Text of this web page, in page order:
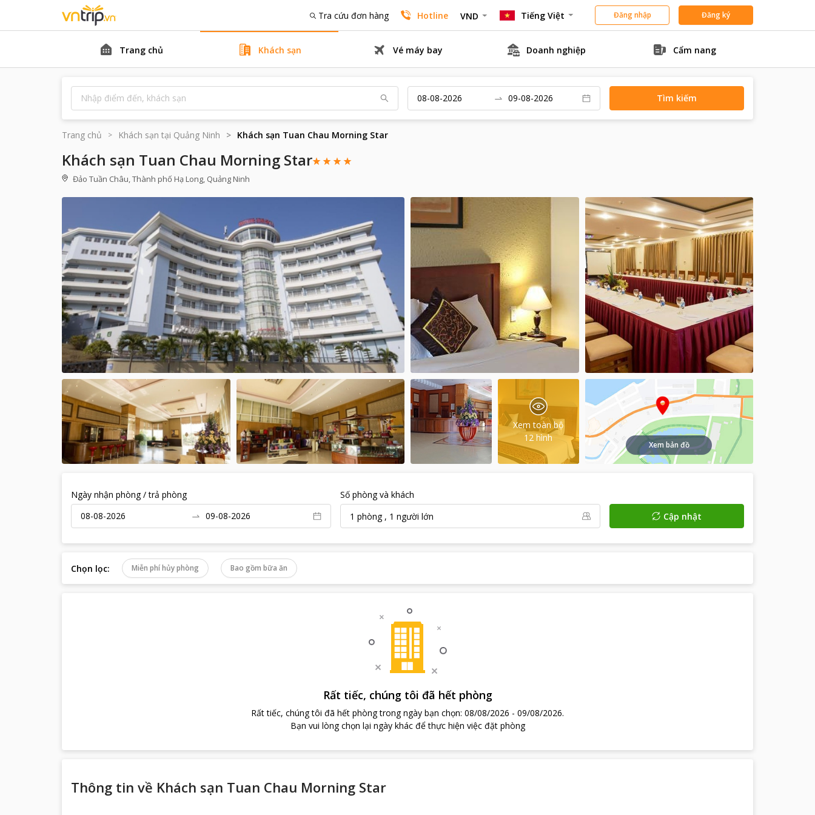
Tra cứu đơn hàng Hotline VND Tiếng Việt Đăng nhập Đăng ký
Trang chủ Khách sạn Vé máy bay Doanh nghiệp Cẩm nang
Tìm kiếm
Trang chủ Khách sạn tại Quảng Ninh Khách sạn Tuan Chau Morning Star
Khách sạn Tuan Chau Morning Star
Đảo Tuần Châu, Thành phố Hạ Long, Quảng Ninh
Xem toàn bộ
12 hình
Xem bản đồ
Ngày nhận phòng / trả phòng
Số phòng và khách
1 phòng, 1 người lớn Cập nhật
Chọn lọc: Miễn phí hủy phòng Bao gồm bữa ăn
Rất tiếc, chúng tôi đã hết phòng
Rất tiếc, chúng tôi đã hết phòng trong ngày bạn chọn: 08/08/2026 - 09/08/2026.
Bạn vui lòng chọn lại ngày khác để thực hiện việc đặt phòng
Thông tin về Khách sạn Tuan Chau Morning Star